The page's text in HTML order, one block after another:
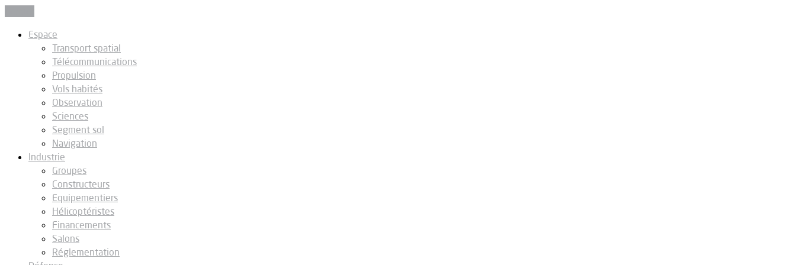
Espace
Transport spatial
Télécommunications
Propulsion
Vols habités
Observation
Sciences
Segment sol
Navigation
Industrie
Groupes
Constructeurs
Equipementiers
Hélicoptéristes
Financements
Salons
Réglementation